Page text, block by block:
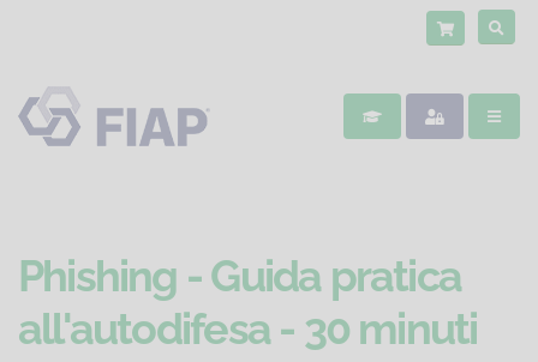
Phishing - Guida pratica
all'autodifesa - 30 minuti